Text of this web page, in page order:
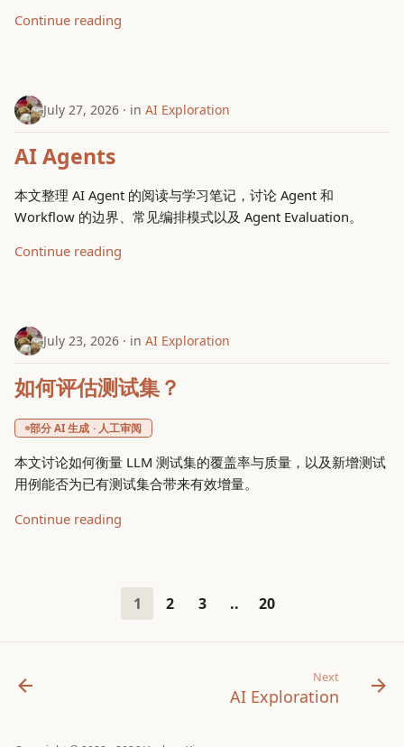
Continue reading
July 27, 2026 in AI Exploration
AI Agents
本文整理 AI Agent 的阅读与学习笔记，讨论 Agent 和
Workflow 的边界、常见编排模式以及 Agent Evaluation。
Continue reading
July 23, 2026 in AI Exploration
如何评估测试集？
部分 AI 生成 · 人工审阅
本文讨论如何衡量 LLM 测试集的覆盖率与质量，以及新增测试
用例能否为已有测试集合带来有效增量。
Continue reading
1 2 3 .. 20
Next
AI Exploration